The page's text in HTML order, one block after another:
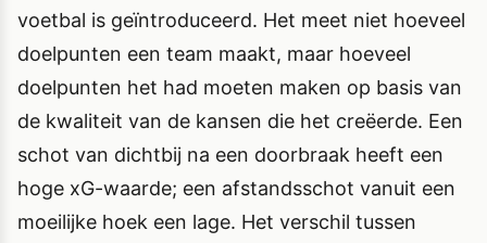
voetbal is geïntroduceerd. Het meet niet hoeveel
doelpunten een team maakt, maar hoeveel
doelpunten het had moeten maken op basis van
de kwaliteit van de kansen die het creëerde. Een
schot van dichtbij na een doorbraak heeft een
hoge xG-waarde; een afstandsschot vanuit een
moeilijke hoek een lage. Het verschil tussen